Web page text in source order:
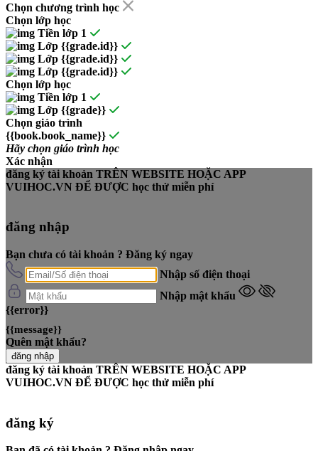
Chọn chương trình học
Chọn lớp học
Tiền lớp 1
Lớp {{grade.id}}
Lớp {{grade.id}}
Lớp {{grade.id}}
Chọn lớp học
Tiền lớp 1
Lớp {{grade}}
Chọn giáo trình
{{book.book_name}}
Hãy chọn giáo trình học
Xác nhận
đăng ký tài khoản TRÊN WEBSITE HOẶC APP
VUIHOC.VN ĐỂ ĐƯỢC học thử miễn phí
đăng nhập
Bạn chưa có tài khoản ? Đăng ký ngay
Nhập số điện thoại
Nhập mật khẩu
{{error}}
{{message}}
Quên mật khẩu?
đăng nhập
đăng ký tài khoản TRÊN WEBSITE HOẶC APP
VUIHOC.VN ĐỂ ĐƯỢC học thử miễn phí
đăng ký